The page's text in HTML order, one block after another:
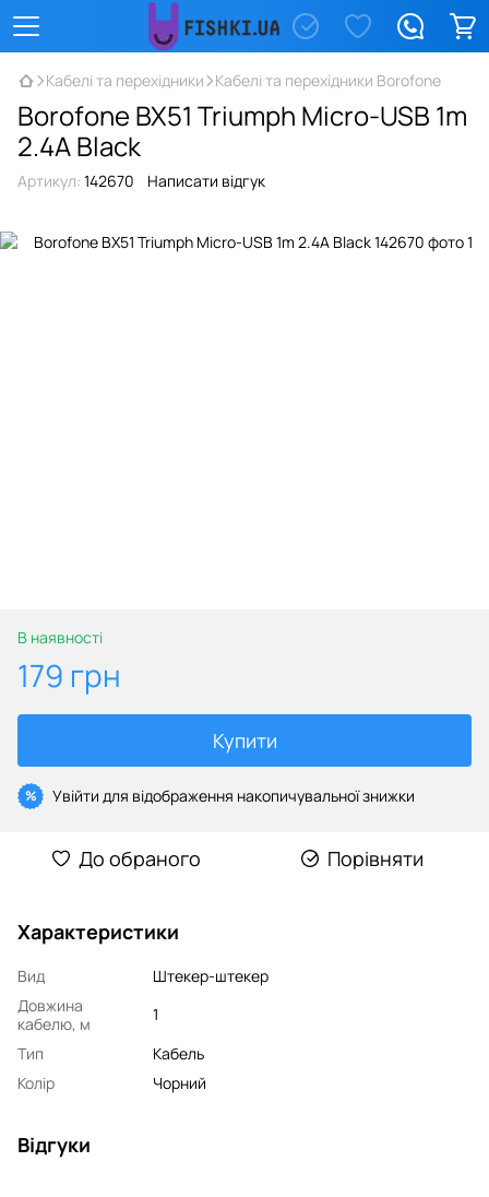
Кабелі та перехідники Кабелі та перехідники Borofone
Borofone BX51 Triumph Micro-USB 1m
2.4A Black
Артикул: 142670 Написати відгук
В наявності
179 грн
Купити
% Увійти для відображення накопичувальної знижки
До обраного Порівняти
Характеристики
Вид
Штекер-штекер
Довжина
кабелю, м
1
Тип
Кабель
Колір
Чорний
Відгуки